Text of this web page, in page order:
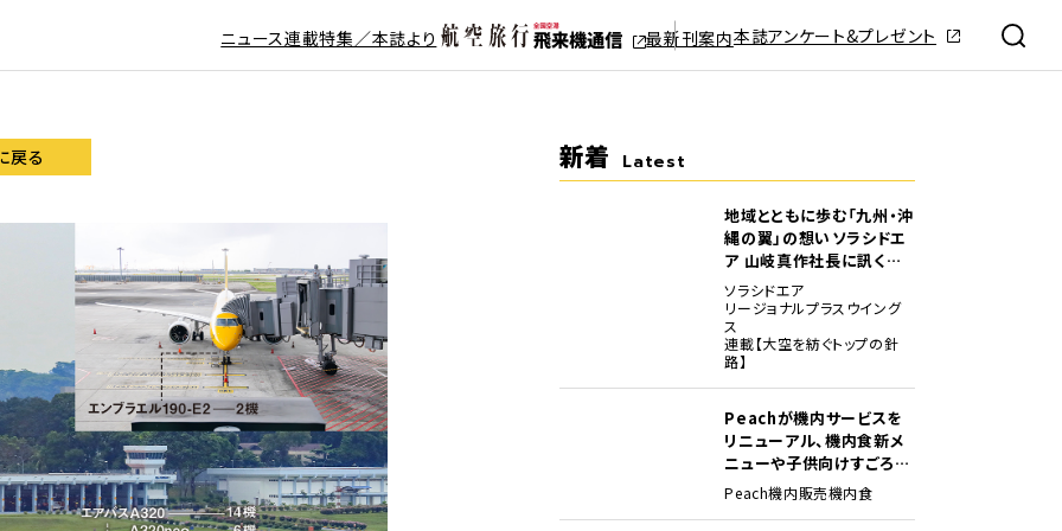
ニュース連載特集／本誌より 最新刊案内本誌アンケート&プレゼント
戻る 新着 Latest
地域とともに歩む「九州・沖
縄の翼」の想い――ソラシドエ
ア 山岐真作社長に訊く就
任1年の手応え
ソラシドエア
リージョナルプラスウイング
ス
連載【大空を紡ぐトップの針
路】
Peachが機内サービスを
リニューアル、機内食新メ
ニューや子供向けすごろく
など
Peach機内販売機内食